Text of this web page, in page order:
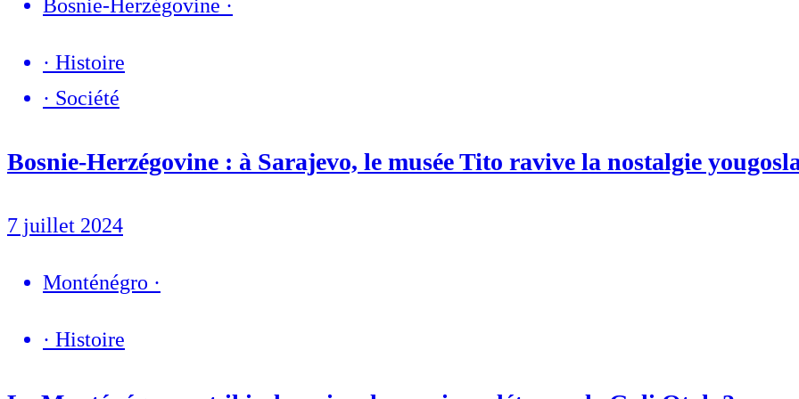
Bosnie-Herzégovine ·
· Histoire
· Société
Bosnie-Herzégovine : à Sarajevo, le musée Tito ravive la nostalgie
7 juillet 2024
Monténégro ·
· Histoire